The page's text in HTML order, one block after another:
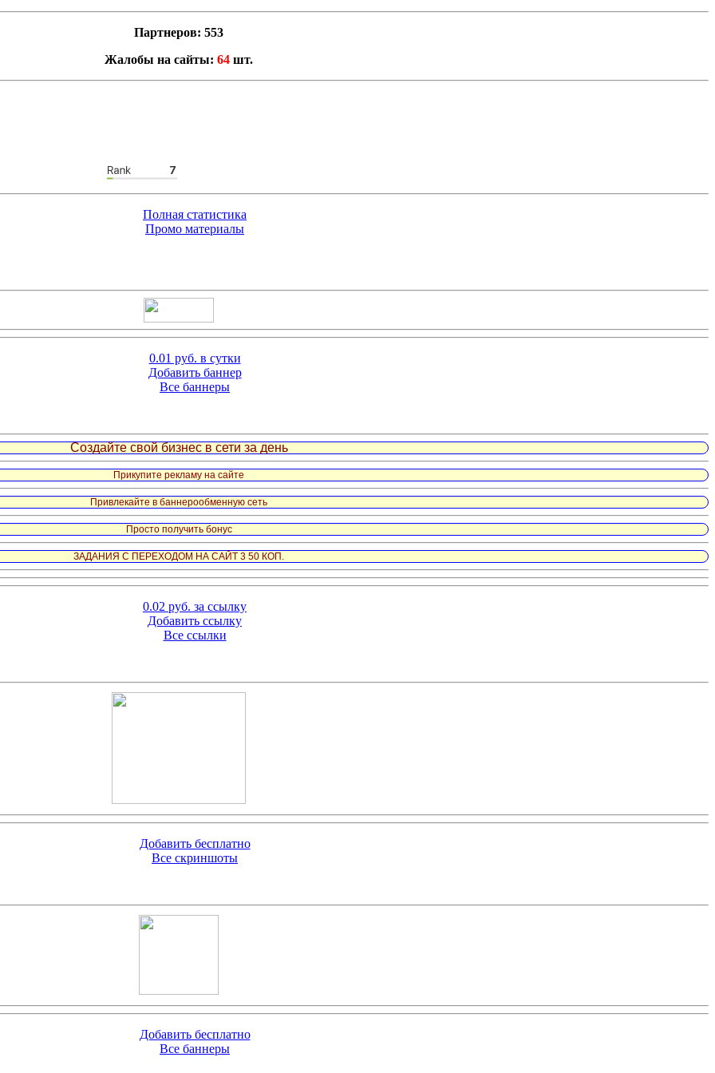
Партнеров: 553
Жалобы на сайты: 64 шт.
Полная статистика
Промо материалы
0.01 руб. в сутки
Добавить баннер
Все баннеры
Создайте свой бизнес в сети за день
Прикупите рекламу на сайте
Привлекайте в баннерообменную сеть
Просто получить бонус
ЗАДАНИЯ С ПЕРЕХОДОМ НА САЙТ 3 50 КОП.
0.02 руб. за ссылку
Добавить ссылку
Все ссылки
Добавить бесплатно
Все скриншоты
Добавить бесплатно
Все баннеры